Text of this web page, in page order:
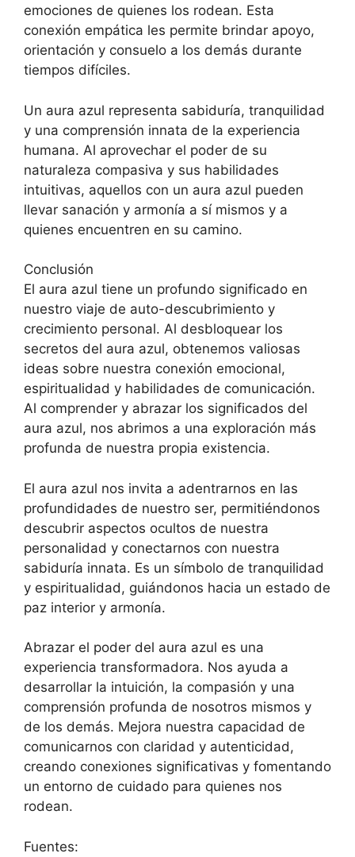
emociones de quienes los rodean. Esta
conexión empática les permite brindar apoyo,
orientación y consuelo a los demás durante
tiempos difíciles.
Un aura azul representa sabiduría, tranquilidad
y una comprensión innata de la experiencia
humana. Al aprovechar el poder de su
naturaleza compasiva y sus habilidades
intuitivas, aquellos con un aura azul pueden
llevar sanación y armonía a sí mismos y a
quienes encuentren en su camino.
Conclusión
El aura azul tiene un profundo significado en
nuestro viaje de auto-descubrimiento y
crecimiento personal. Al desbloquear los
secretos del aura azul, obtenemos valiosas
ideas sobre nuestra conexión emocional,
espiritualidad y habilidades de comunicación.
Al comprender y abrazar los significados del
aura azul, nos abrimos a una exploración más
profunda de nuestra propia existencia.
El aura azul nos invita a adentrarnos en las
profundidades de nuestro ser, permitiéndonos
descubrir aspectos ocultos de nuestra
personalidad y conectarnos con nuestra
sabiduría innata. Es un símbolo de tranquilidad
y espiritualidad, guiándonos hacia un estado de
paz interior y armonía.
Abrazar el poder del aura azul es una
experiencia transformadora. Nos ayuda a
desarrollar la intuición, la compasión y una
comprensión profunda de nosotros mismos y
de los demás. Mejora nuestra capacidad de
comunicarnos con claridad y autenticidad,
creando conexiones significativas y fomentando
un entorno de cuidado para quienes nos
rodean.
Fuentes: